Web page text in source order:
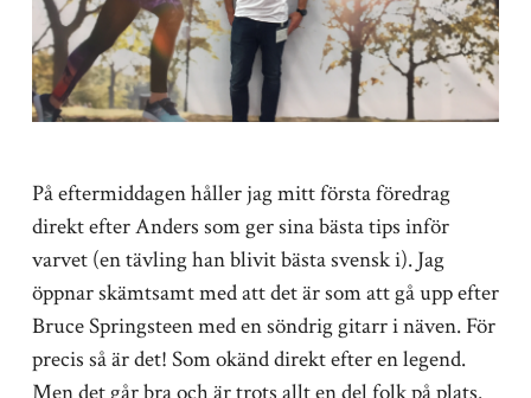
På eftermiddagen håller jag mitt första föredrag
direkt efter Anders som ger sina bästa tips inför
varvet (en tävling han blivit bästa svensk i). Jag
öppnar skämtsamt med att det är som att gå upp efter
Bruce Springsteen med en söndrig gitarr i näven. För
precis så är det! Som okänd direkt efter en legend.